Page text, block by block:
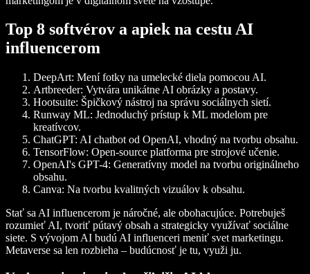
Top 8 softvérov a apiek na cestu AI
influencerom
DeepArt: Mení fotky na umelecké diela pomocou AI.
Artbreeder: Vytvára unikátne AI obrázky a postavy.
Hootsuite: Špičkový nástroj na správu sociálnych sietí.
Runway ML: Jednoduchý prístup k ML modelom pre
kreatívcov.
ChatGPT: AI chatbot od OpenAI, vhodný na tvorbu obsahu.
TensorFlow: Open-source platforma pre strojové učenie.
OpenAI's GPT-4: Generatívny model na tvorbu originálneho
obsahu.
Canva: Na tvorbu kvalitných vizuálov k obsahu.
Stať sa AI influencerom je náročné, ale obohacujúce. Potrebuješ
rozumieť AI, tvoriť pútavý obsah a strategicky využívať sociálne
siete. S vývojom AI budú AI influenceri meniť svet marketingu.
Metaverse sa len rozbieha – budúcnosť je tu, využi ju.